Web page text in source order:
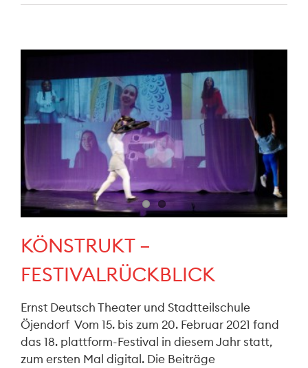
KÖNSTRUKT –
FESTIVALRÜCKBLICK
Ernst Deutsch Theater und Stadtteilschule
Öjendorf Vom 15. bis zum 20. Februar 2021 fand
das 18. plattform-Festival in diesem Jahr statt,
zum ersten Mal digital. Die Beiträge